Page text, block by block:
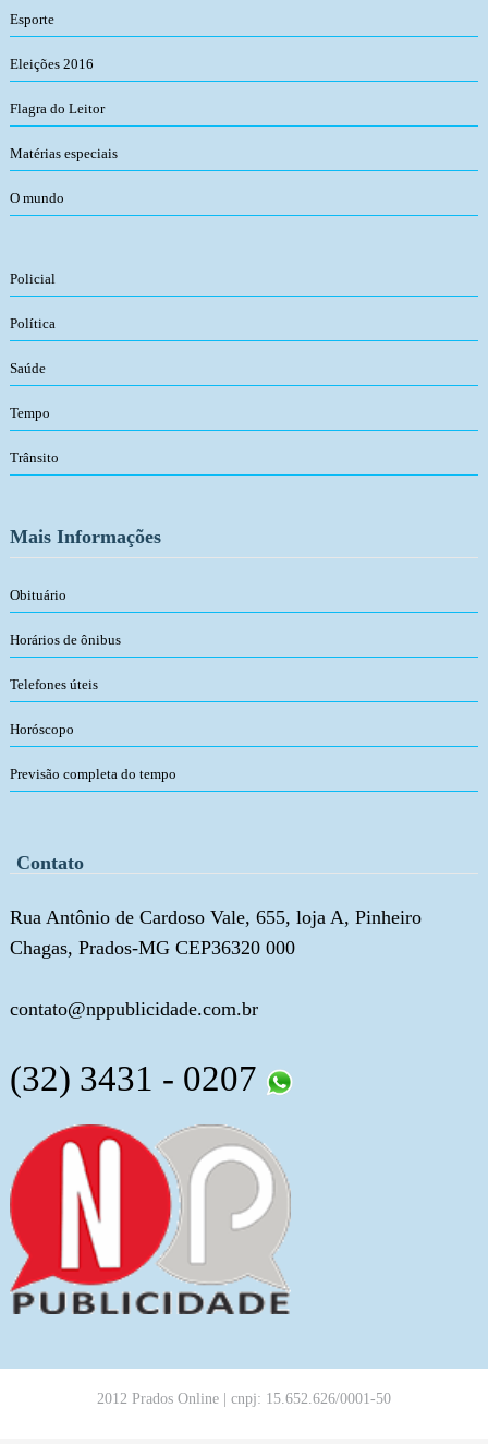
Esporte
Eleições 2016
Flagra do Leitor
Matérias especiais
O mundo
Policial
Política
Saúde
Tempo
Trânsito
Mais Informações
Obituário
Horários de ônibus
Telefones úteis
Horóscopo
Previsão completa do tempo
Contato
Rua Antônio de Cardoso Vale, 655, loja A, Pinheiro
Chagas, Prados-MG CEP36320 000
contato@nppublicidade.com.br
(32) 3431 - 0207
2012 Prados Online | cnpj: 15.652.626/0001-50